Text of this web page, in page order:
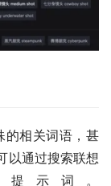
的相关词语，甚
以通过搜索联想
示词。